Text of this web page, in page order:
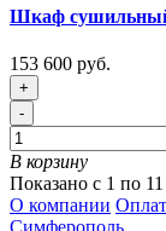
Шкаф
153 600 руб.
+
-
В корзину
Показано с 1 по
О компании